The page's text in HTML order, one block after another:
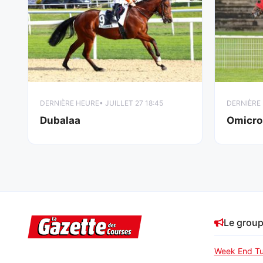
DERNIÈRE HEURE• JUILLET 27 18:45
Dubalaa
DERNIÈRE
Le
Week End